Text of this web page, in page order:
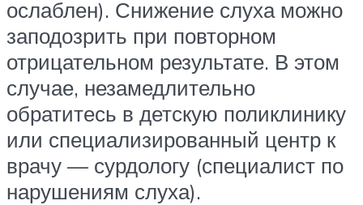
ослаблен). Снижение слуха можно
заподозрить при повторном
отрицательном результате. В этом
случае, незамедлительно
обратитесь в детскую поликлинику
или специализированный центр к
врачу — сурдологу (специалист по
нарушениям слуха).